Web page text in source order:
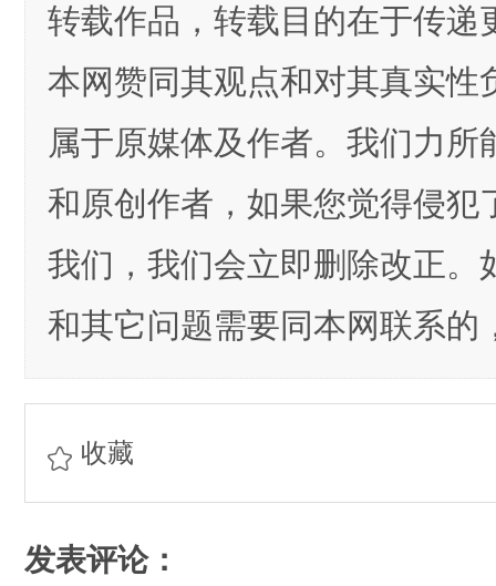
转载作品，转载目的在于传递
本网赞同其观点和对其真实性
属于原媒体及作者。我们力所
和原创作者，如果您觉得侵犯
我们，我们会立即删除改正。
和其它问题需要同本网联系的
收藏
发表评论：